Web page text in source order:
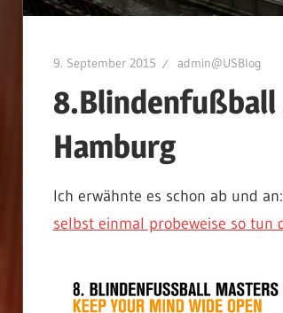
9. September 2015 admin@USBlog
8.Blindenfußball
Hamburg
Ich erwähnte es schon ab und
selbst einmal probeweise so